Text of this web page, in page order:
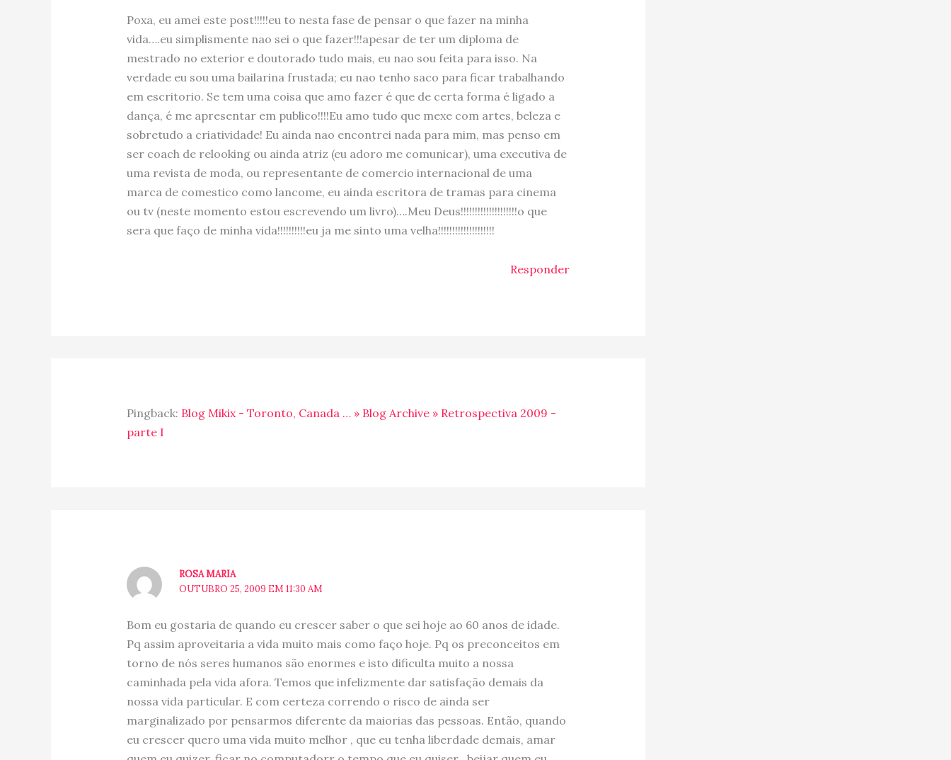
Poxa, eu amei este post!!!!!eu to nesta fase de pensar o que fazer na minha
vida….eu simplismente nao sei o que fazer!!!apesar de ter um diploma de
mestrado no exterior e doutorado tudo mais, eu nao sou feita para isso. Na
verdade eu sou uma bailarina frustada; eu nao tenho saco para ficar trabalhando
em escritorio. Se tem uma coisa que amo fazer é que de certa forma é ligado a
dança, é me apresentar em publico!!!!Eu amo tudo que mexe com artes, beleza e
sobretudo a criatividade! Eu ainda nao encontrei nada para mim, mas penso em
ser coach de relooking ou ainda atriz (eu adoro me comunicar), uma executiva de
uma revista de moda, ou representante de comercio internacional de uma
marca de comestico como lancome, eu ainda escritora de tramas para cinema
ou tv (neste momento estou escrevendo um livro)….Meu Deus!!!!!!!!!!!!!!!!!!!!o que
sera que faço de minha vida!!!!!!!!!!eu ja me sinto uma velha!!!!!!!!!!!!!!!!!!!!
Responder
Pingback: Blog Mikix - Toronto, Canada … » Blog Archive » Retrospectiva 2009 -
parte I
ROSA MARIA
OUTUBRO 25, 2009 EM 11:30 AM
Bom eu gostaria de quando eu crescer saber o que sei hoje ao 60 anos de idade.
Pq assim aproveitaria a vida muito mais como faço hoje. Pq os preconceitos em
torno de nós seres humanos são enormes e isto dificulta muito a nossa
caminhada pela vida afora. Temos que infelizmente dar satisfação demais da
nossa vida particular. E com certeza correndo o risco de ainda ser
marginalizado por pensarmos diferente da maiorias das pessoas. Então, quando
eu crescer quero uma vida muito melhor , que eu tenha liberdade demais, amar